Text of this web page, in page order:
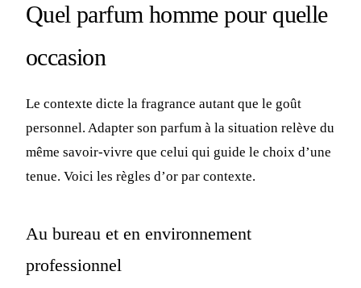
Quel parfum homme pour quelle
occasion
Le contexte dicte la fragrance autant que le goût
personnel. Adapter son parfum à la situation relève du
même savoir-vivre que celui qui guide le choix d’une
tenue. Voici les règles d’or par contexte.
Au bureau et en environnement
professionnel